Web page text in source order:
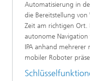
Automatisierung in
die Bereitstellung
Zeit am richtigen Ort.
autonome
IPA anhand
mobiler Roboter